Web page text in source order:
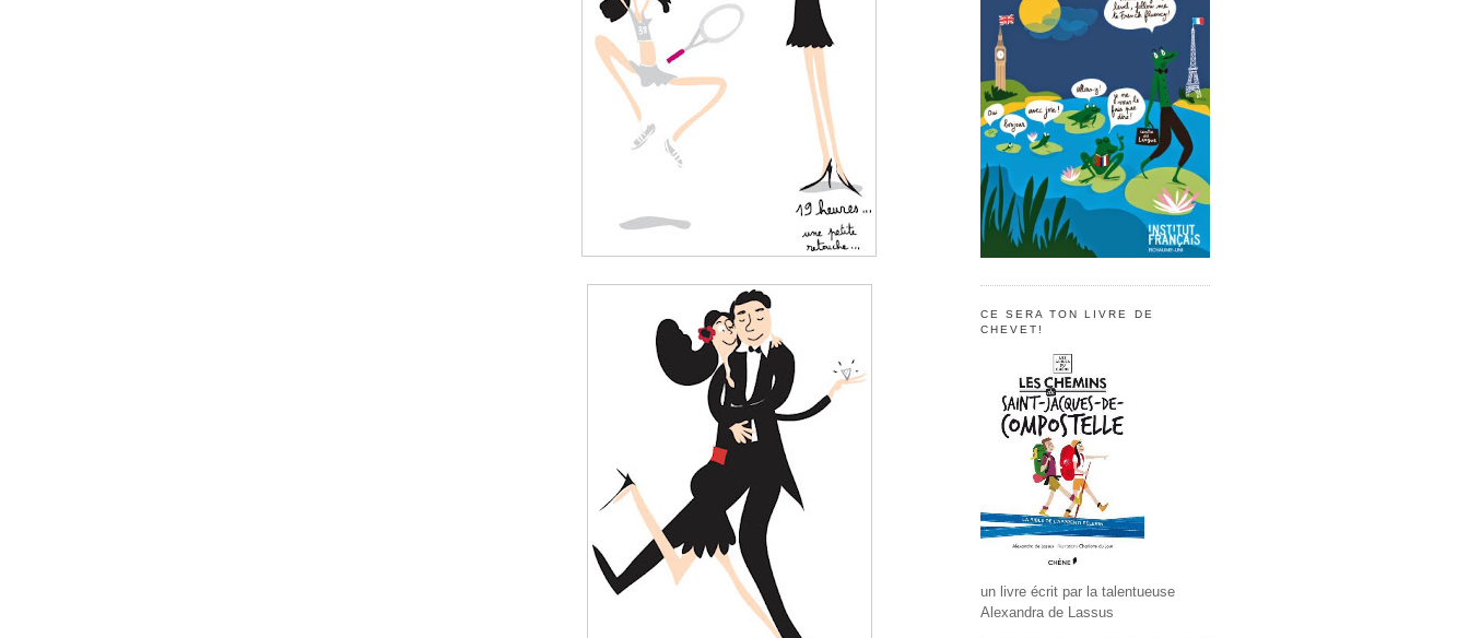
CE SERA TON LIVRE DE
CHEVET!
un livre écrit par la talentueuse
Alexandra de Lassus